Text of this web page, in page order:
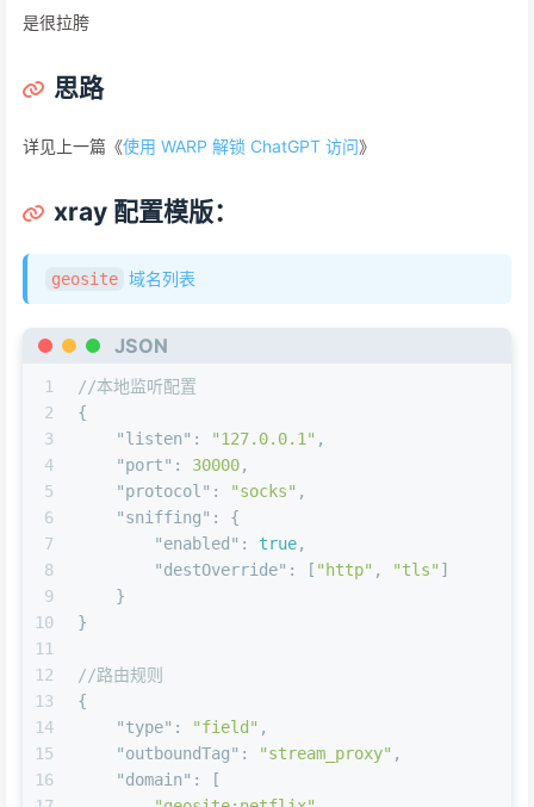
是很拉胯
思路
详见上一篇《使用 WARP 解锁 ChatGPT 访问》
xray 配置模版：
geosite 域名列表
JSON
1
2
3
4
5
6
7
8
9
10
11
12
13
14
15
16
//本地监听配置
{
"listen" : "127.0.0.1" ,
"port" : 30000,
"protocol" : "socks" ,
"sniffing" :
{
"enabled" : true,
"destOverride" : [ "http" , "tls" ]
}
}
//路由规则
{
"type" : "field" ,
"outboundTag" : "stream_proxy" ,
"domain" :
[